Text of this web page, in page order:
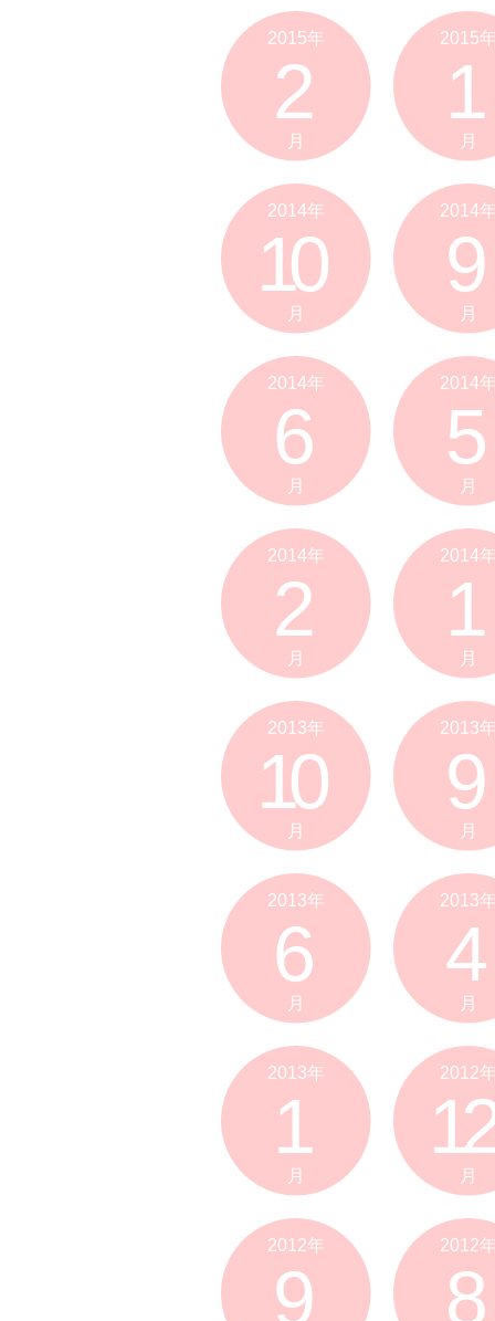
2015年
2
月
2015
1
月
2014年
10
月
2014
9
月
2014年
6
月
2014
5
月
2014年
2
月
2014
1
月
2013年
10
月
2013
9
月
2013年
6
月
2013
4
月
2013年
1
月
2012
12
月
2012年
9
2012
8